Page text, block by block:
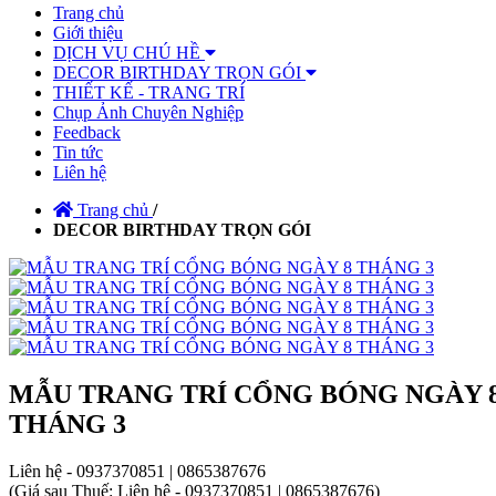
Trang chủ
Giới thiệu
DỊCH VỤ CHÚ HỀ
DECOR BIRTHDAY TRỌN GÓI
THIẾT KẾ - TRANG TRÍ
Chụp Ảnh Chuyên Nghiệp
Feedback
Tin tức
Liên hệ
Trang chủ /
DECOR BIRTHDAY TRỌN GÓI
MẪU TRANG TRÍ CỔNG BÓNG NGÀY
THÁNG 3
Liên hệ - 0937370851 | 0865387676
(Giá sau Thuế: Liên hệ - 0937370851 | 0865387676)